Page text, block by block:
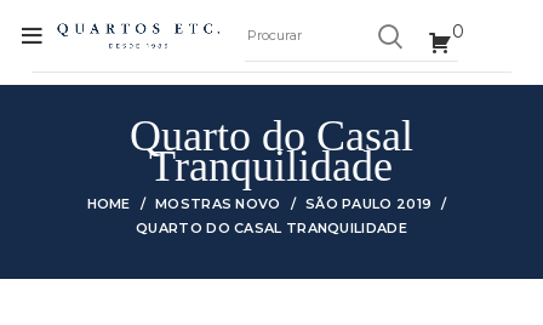
0
Quarto do Casal
Tranquilidade
HOME MOSTRAS NOVO
SÃO PAULO 2019
QUARTO DO CASAL TRANQUILIDADE